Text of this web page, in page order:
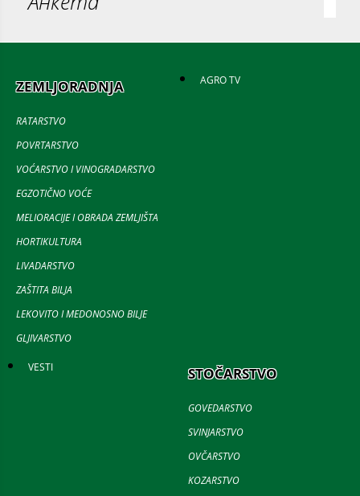
ZEMLJORADNJA
RATARSTVO
POVRTARSTVO
VOĆARSTVO I VINOGRADARSTVO
EGZOTIČNO VOĆE
MELIORACIJE I OBRADA ZEMLJIŠTA
HORTIKULTURA
LIVADARSTVO
ZAŠTITA BILJA
LEKOVITO I MEDONOSNO BILJE
GLJIVARSTVO
AGRO TV
VESTI STOČARSTVO
GOVEDARSTVO
SVINJARSTVO
OVČARSTVO
KOZARSTVO